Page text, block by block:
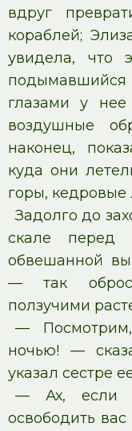
вдруг
кораблей;
увидела, что
глазами у
воздушные
наконец,
куда они
горы, кедровые
Задолго до
скале перед
обвешанной
— так
ползучими
—
ночью! —
указал сестре
— Ах, если
освободить